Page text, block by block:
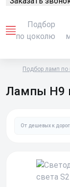
Подбор
по цоколю
Подбор ламп по
Лампы H9